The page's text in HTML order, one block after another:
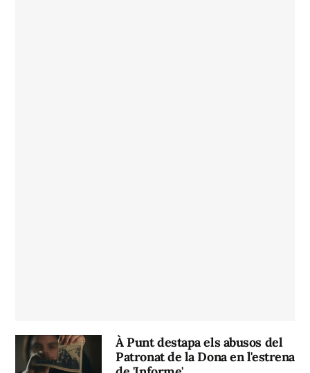
À Punt destapa els abusos del
Patronat de la Dona en l'estrena